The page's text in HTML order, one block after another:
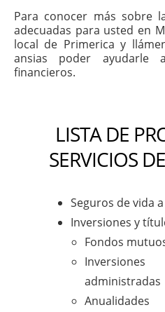
Para conocer más sobre
adecuadas para usted en
local de Primerica y
ansias poder ayudarle
financieros.
LISTA DE
SERVICIOS
Seguros de vida
Inversiones y
Fondos
Inversiones
administradas
Anualidades